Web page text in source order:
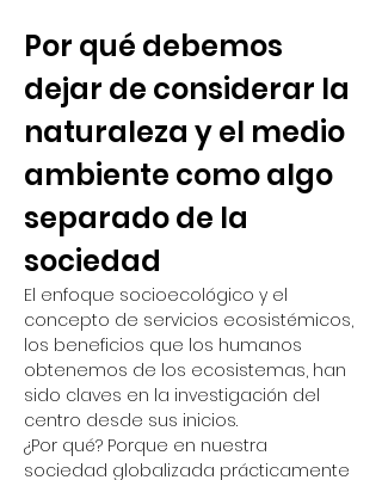
Por qué debemos
dejar de considerar la
naturaleza y el medio
ambiente como algo
separado de la
sociedad
El enfoque socioecológico y el
concepto de servicios ecosistémicos,
los beneficios que los humanos
obtenemos de los ecosistemas, han
sido claves en la investigación del
centro desde sus inicios.
¿Por qué? Porque en nuestra
sociedad globalizada prácticamente